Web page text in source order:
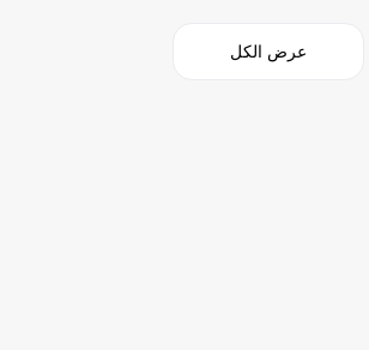
عرض الكل